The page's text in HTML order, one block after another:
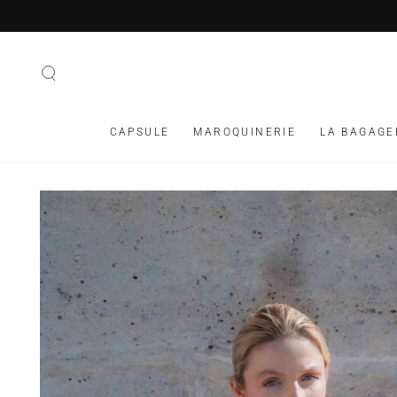
CAPSULE MAROQUINERIE LA
IGNORER LES
INFORMATIONS SUR
LE PRODUIT